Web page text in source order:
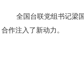
全国台联党组书记梁
合作注入了新动力。